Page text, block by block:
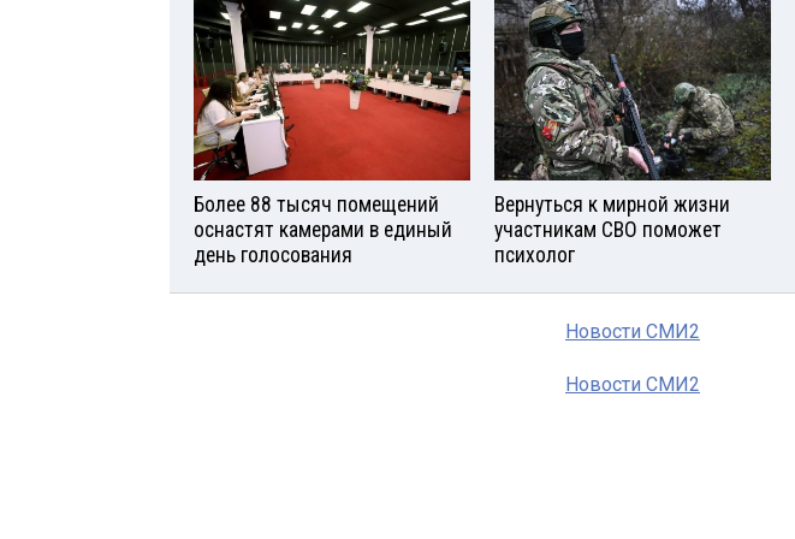
Более 88 тысяч помещений
оснастят камерами в единый
день голосования
Вернуться к мирной жизни
участникам СВО поможет
психолог
Новости СМИ2
Новости СМИ2